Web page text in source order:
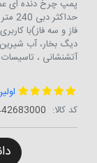
فاز و سه فاز)با
دیگ بخار، آب
آتشنشانی ،
کد کالا: